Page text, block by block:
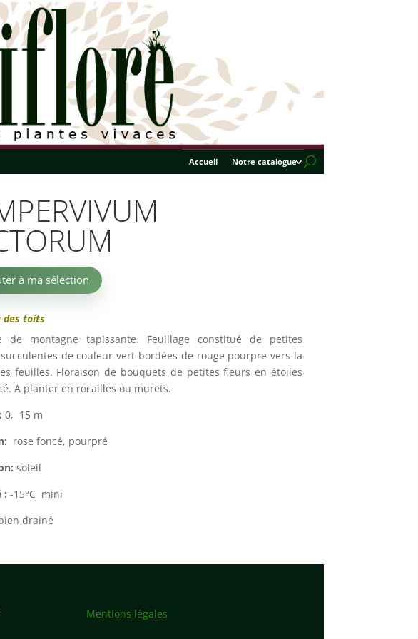
Accueil Notre catalogue
à ma sélection
des toits
de montagne tapissante. Feuillage constitué de petites
de couleur vert bordées de rouge pourpre vers la
feuilles. Floraison de bouquets de petites fleurs en étoiles
A planter en rocailles ou murets.
0, 15 m
rose foncé, pourpré
soleil
: -15°C mini
drainé
Mentions légales